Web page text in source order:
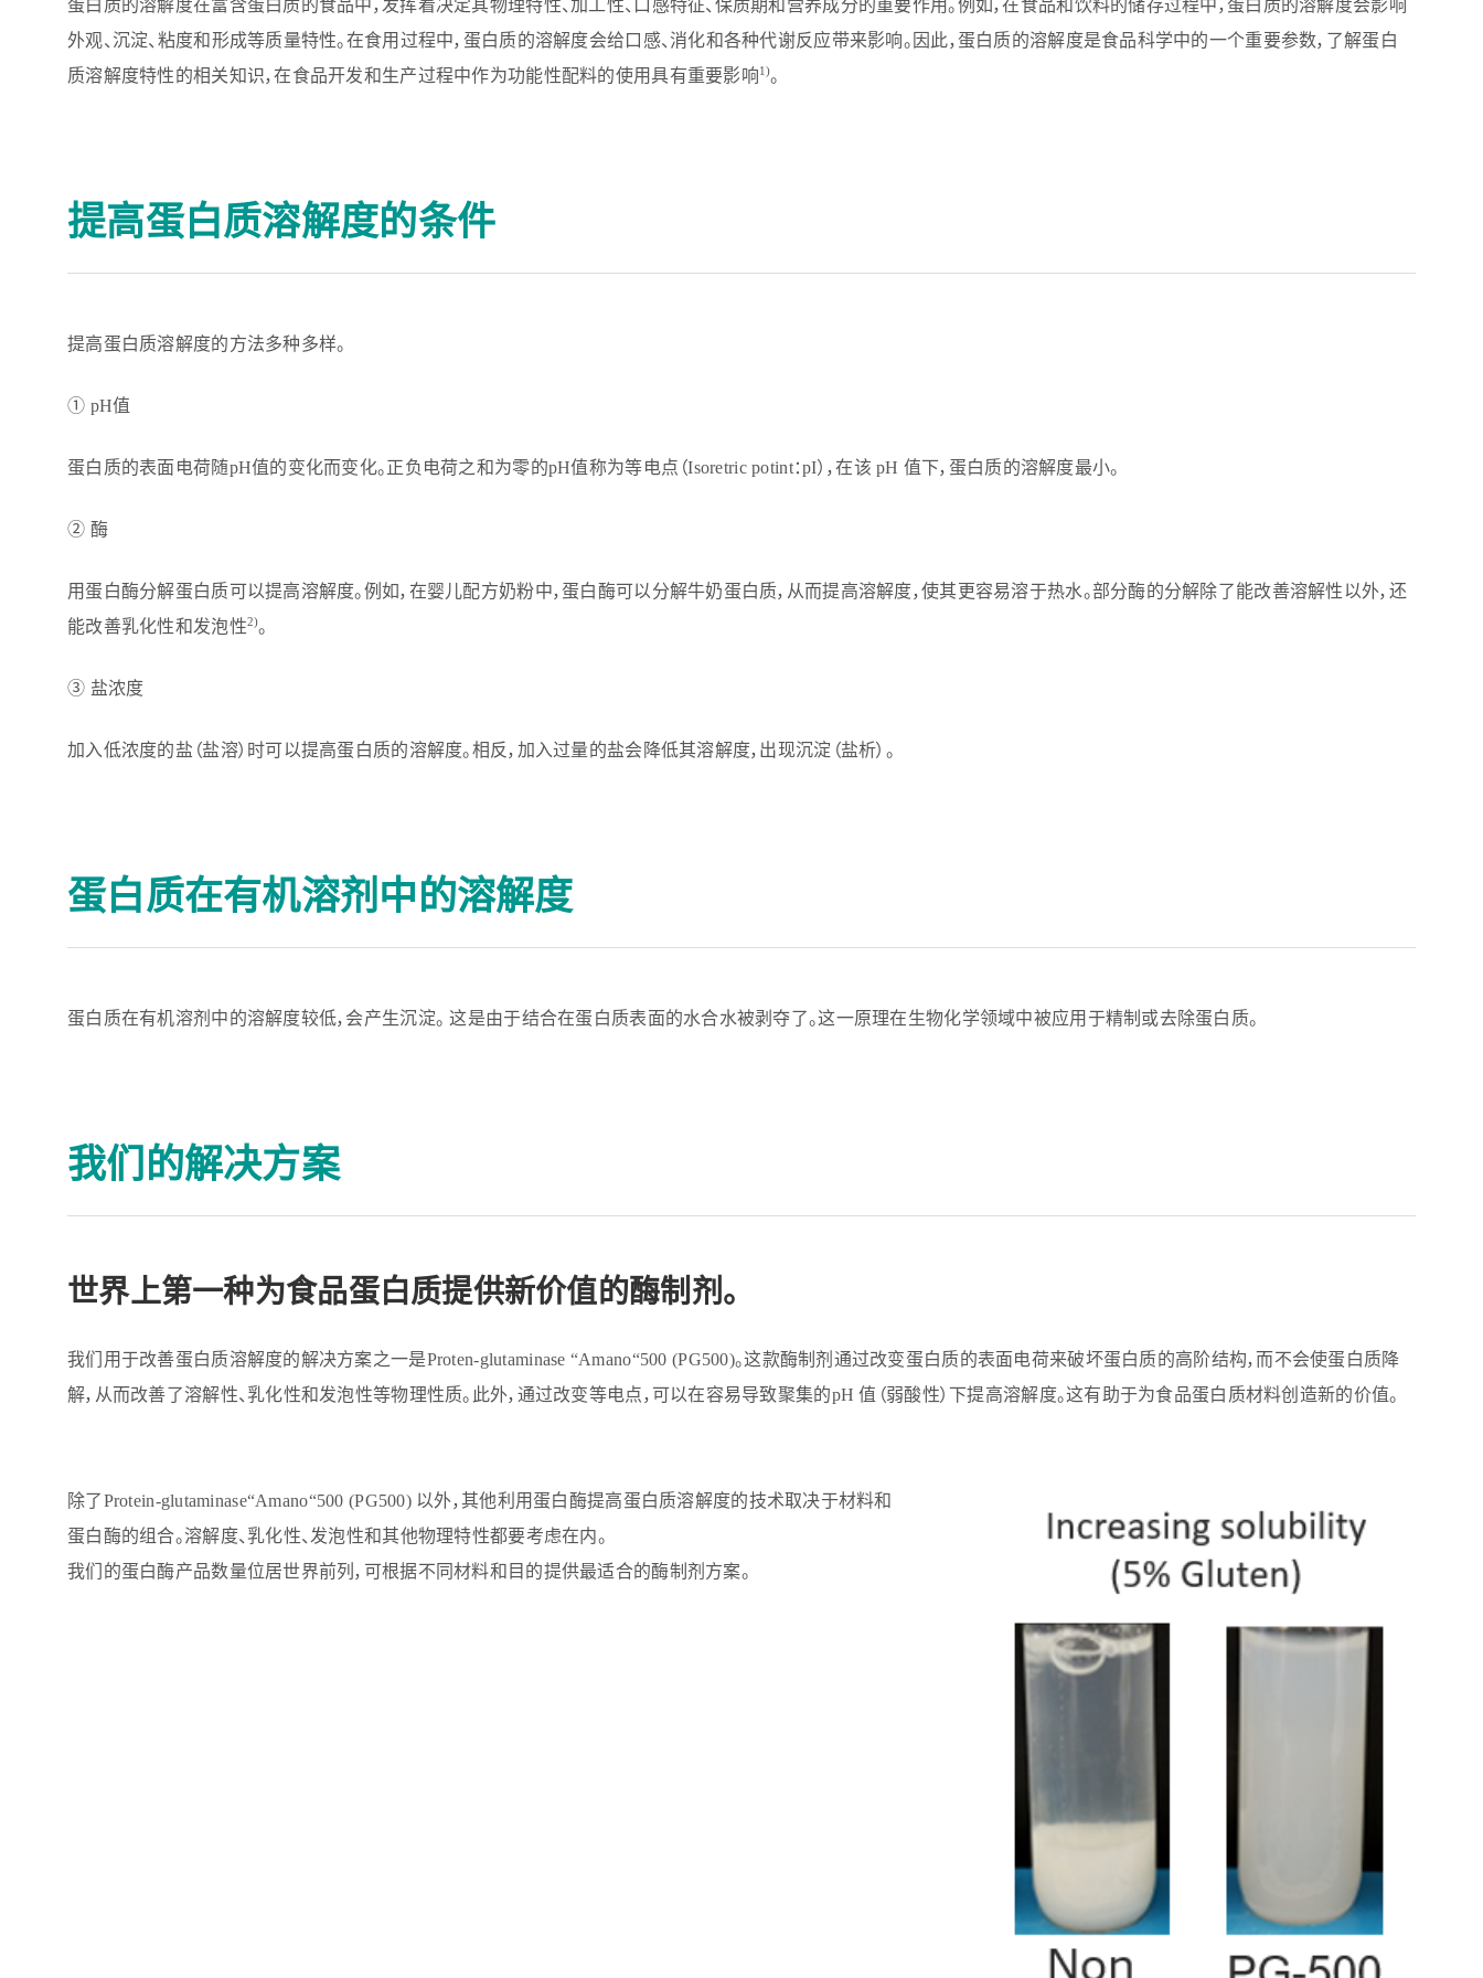
蛋白质的溶解度在富含蛋白质的食品中，发挥着决定其物理特性、加工性、口感特征、保质期和营养成分的重要作用。例如，在食品和饮料的储存过程中，蛋白质的溶解度会影响
外观、沉淀、粘度和形成等质量特性。在食用过程中，蛋白质的溶解度会给口感、消化和各种代谢反应带来影响。因此，蛋白质的溶解度是食品科学中的一个重要参数，了解蛋白
质溶解度特性的相关知识，在食品开发和生产过程中作为功能性配料的使用具有重要影响1)。
提高蛋白质溶解度的条件
提高蛋白质溶解度的方法多种多样。
① pH值
蛋白质的表面电荷随pH值的变化而变化。正负电荷之和为零的pH值称为等电点（Isoretric potint：pI），在该 pH 值下，蛋白质的溶解度最小。
② 酶
用蛋白酶分解蛋白质可以提高溶解度。例如，在婴儿配方奶粉中，蛋白酶可以分解牛奶蛋白质，从而提高溶解度，使其更容易溶于热水。部分酶的分解除了能改善溶解性以外，还
能改善乳化性和发泡性2)。
③ 盐浓度
加入低浓度的盐（盐溶）时可以提高蛋白质的溶解度。相反，加入过量的盐会降低其溶解度，出现沉淀（盐析）。
蛋白质在有机溶剂中的溶解度
蛋白质在有机溶剂中的溶解度较低，会产生沉淀。 这是由于结合在蛋白质表面的水合水被剥夺了。这一原理在生物化学领域中被应用于精制或去除蛋白质。
我们的解决方案
世界上第一种为食品蛋白质提供新价值的酶制剂。
我们用于改善蛋白质溶解度的解决方案之一是Proten-glutaminase “Amano“500 (PG500)。这款酶制剂通过改变蛋白质的表面电荷来破坏蛋白质的高阶结构，而不会使蛋白质降
解，从而改善了溶解性、乳化性和发泡性等物理性质。此外，通过改变等电点，可以在容易导致聚集的pH 值（弱酸性）下提高溶解度。这有助于为食品蛋白质材料创造新的价值。
除了Protein-glutaminase“Amano“500 (PG500) 以外，其他利用蛋白酶提高蛋白质溶解度的技术取决于材料和
蛋白酶的组合。溶解度、乳化性、发泡性和其他物理特性都要考虑在内。
我们的蛋白酶产品数量位居世界前列，可根据不同材料和目的提供最适合的酶制剂方案。